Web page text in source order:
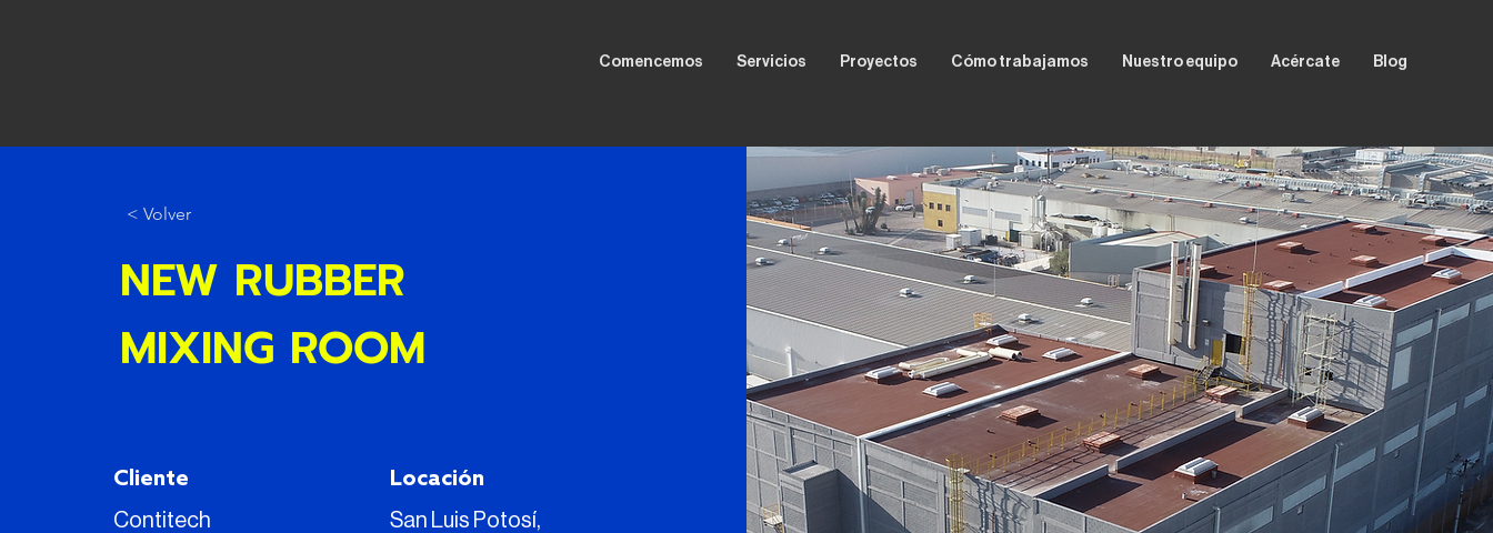
Comencemos Servicios Proyectos Cómo trabajamos Nuestro equipo Acércate Blog
< Volver
NEW RUBBER
MIXING ROOM
Cliente
Contitech
Locación
San Luis Potosí,